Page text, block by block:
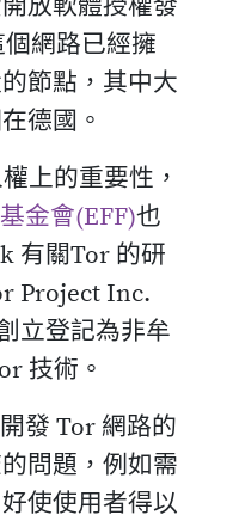
放軟體授權發
網路已經擁
節點，其中大
德國。
上的重要性，
金會(EFF)也
有關Tor 的研
Project Inc.
立登記為非牟
技術。
發 Tor 網路的
問題，例如需
使使用者得以